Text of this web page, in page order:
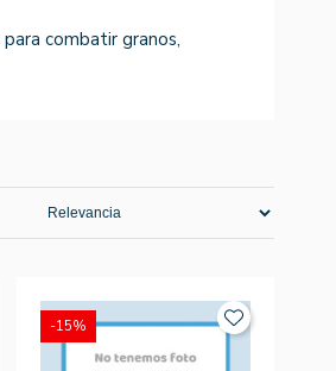
para combatir granos,
-15%